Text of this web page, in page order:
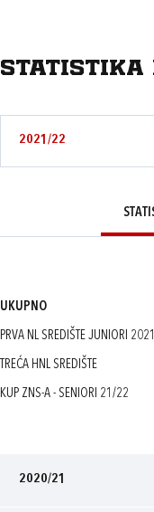
Statistika
2021/22
UKUPNO
PRVA NL SREDIŠTE JUNIORI
TREĆA HNL SREDIŠTE
KUP ZNS-A - SENIORI 21/22
2020/21